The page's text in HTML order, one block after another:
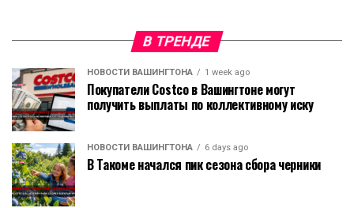
В ТРЕНДЕ
НОВОСТИ ВАШИНГТОНА 1 week ago
Покупатели Costco в Вашингтоне могут
получить выплаты по коллективному иску
НОВОСТИ ВАШИНГТОНА 6 days ago
В Такоме начался пик сезона сбора черники